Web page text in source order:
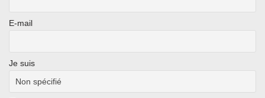
E-mail
Je suis